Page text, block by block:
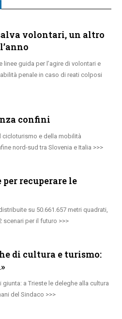
volontari, un altro
linee guida per l’agire di volontari e
penale in caso di reati colposi
confini
e della mobilità
nord-sud tra Slovenia e Italia
recuperare le
su 50.661.657 metri quadrati,
scenari per il futuro
di cultura e turismo:
a Trieste le deleghe alla cultura
del Sindaco